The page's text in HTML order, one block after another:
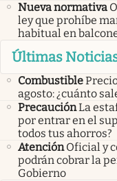
Nueva normativa
ley que prohíbe
habitual en
Últimas
Combustible
agosto: ¿cuánto
PrecauciónLa
por entrar en el
todos tus ahorros?
Atención Oficial y
podrán cobrar la
Gobierno